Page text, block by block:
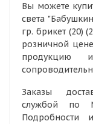
Вы можете
света
гр. брикет (20)
розничной
продукцию
Заказы
службой по
Подробности